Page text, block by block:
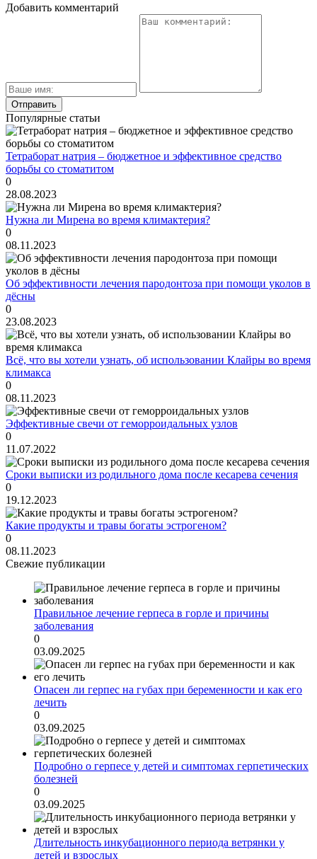
Добавить комментарий
Популярные статьи
Тетраборат натрия – бюджетное и эффективное средство
борьбы со стоматитом
0
28.08.2023
Нужна ли Мирена во время климактерия?
0
08.11.2023
Об эффективности лечения пародонтоза при помощи уколов в
дёсны
0
23.08.2023
Всё, что вы хотели узнать, об использовании Клайры во время
климакса
0
08.11.2023
Эффективные свечи от геморроидальных узлов
0
11.07.2022
Сроки выписки из родильного дома после кесарева сечения
0
19.12.2023
Какие продукты и травы богаты эстрогеном?
0
08.11.2023
Свежие публикации
Правильное лечение герпеса в горле и причины
заболевания
0
03.09.2025
Опасен ли герпес на губах при беременности и как его
лечить
0
03.09.2025
Подробно о герпесе у детей и симптомах герпетических
болезней
0
03.09.2025
Длительность инкубационного периода ветрянки у
детей и взрослых